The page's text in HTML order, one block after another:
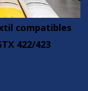
compatibles
422/423